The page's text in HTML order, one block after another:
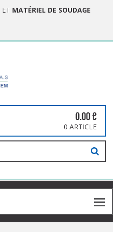
ET MATÉRIEL DE SOUDAGE
0.00€
0 ARTICLE